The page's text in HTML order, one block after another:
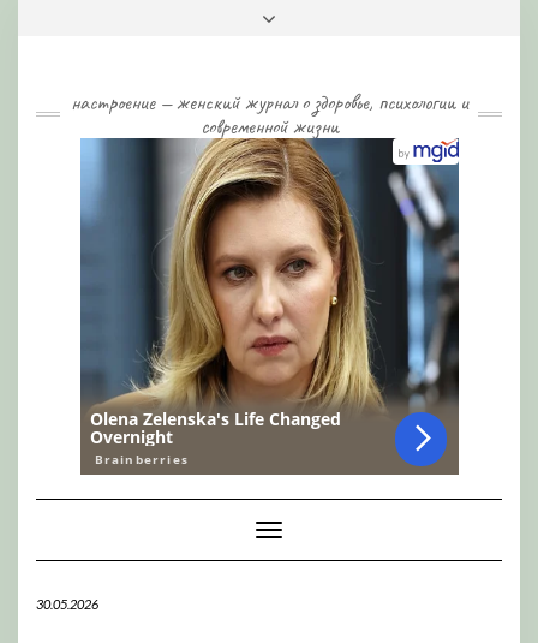
настроение — женский журнал о здоровье, психологии и
современной жизни
Toggle
Navigation
30.05.2026